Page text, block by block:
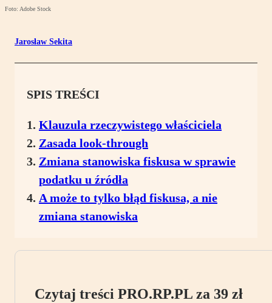
Foto: Adobe Stock
Jarosław Sekita
SPIS TREŚCI
Klauzula rzeczywistego właściciela
Zasada look-through
Zmiana stanowiska fiskusa w sprawie
podatku u źródła
A może to tylko błąd fiskusa, a nie
zmiana stanowiska
Czytaj treści PRO.RP.PL za 39 zł